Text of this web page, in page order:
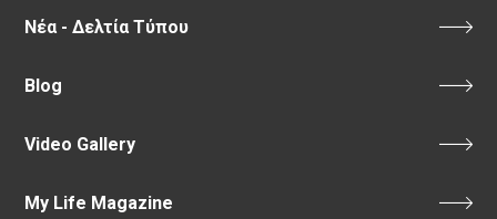
Νέα - Δελτία Τύπου
Blog
Video Gallery
My Life Magazine